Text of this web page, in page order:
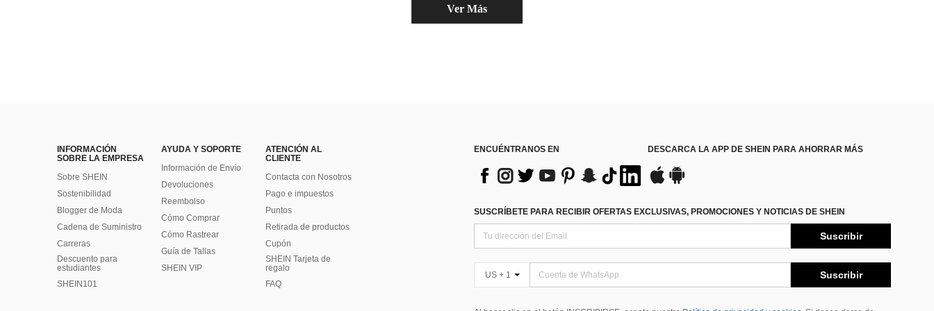
Ver Más
INFORMACIÓN
SOBRE LA EMPRESA
Sobre SHEIN
Sostenibilidad
Blogger de Moda
Cadena de Suministro
Carreras
Descuento para
estudiantes
SHEIN101
AYUDA Y SOPORTE
Información de Envío
Devoluciones
Reembolso
Cómo Comprar
Cómo Rastrear
Guía de Tallas
SHEIN VIP
ATENCIÓN AL
CLIENTE
Contacta con Nosotros
Pago e impuestos
Puntos
Retirada de productos
Cupón
SHEIN Tarjeta de
regalo
FAQ
ENCUÉNTRANOS EN DESCARCA LA APP DE SHEIN PARA AHORRAR MÁS
SUSCRÍBETE PARA RECIBIR OFERTAS EXCLUSIVAS, PROMOCIONES Y NOTICIAS DE SHEIN
Suscribir
US + 1 Suscribir